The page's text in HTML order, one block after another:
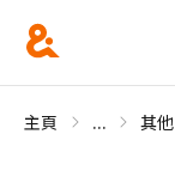
主頁 ... 其他